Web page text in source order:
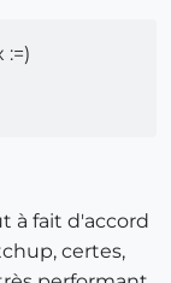
à fait d'accord
certes,